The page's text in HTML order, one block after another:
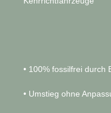
• 100% fossilfrei durch
• Umstieg ohne